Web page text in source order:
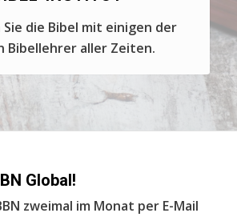
die Bibel mit einigen der
Bibellehrer aller Zeiten.
Global!
zweimal im Monat per E-Mail